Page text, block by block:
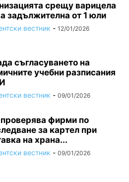
срещу варицела
задължителна от 1 юли
вестник - 12/01/2026
съгласуването на
учебни разписания
вестник - 09/01/2026
фирми по
за картел при
на храна...
вестник - 09/01/2026